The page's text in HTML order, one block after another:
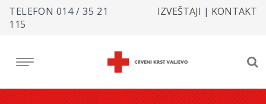
TELEFON 014 / 35 21
115
IZVEŠTAJI | KONTAKT